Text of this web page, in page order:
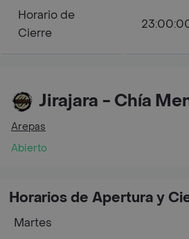
Horario de
Cierre
Jirajara‎ - Chía
Arepas
Abierto
Horarios de Apertura y
Martes